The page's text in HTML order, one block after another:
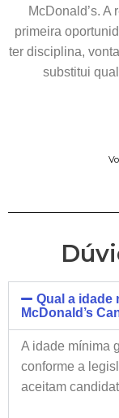
McDonald’s. A
primeira
ter disciplina,
substitui
Qual a idade
McDonald’s
A idade mínima
conforme a
aceitam